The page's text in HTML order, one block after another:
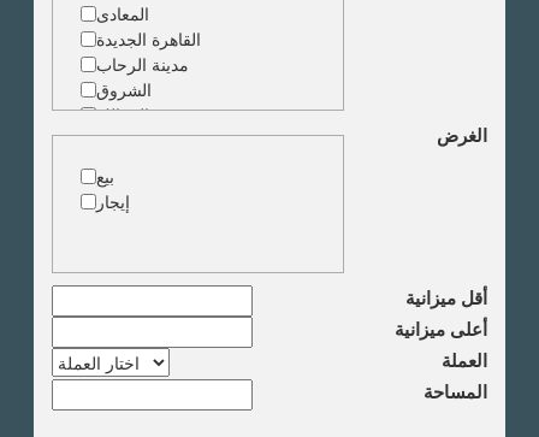
المعادى
القاهرة الجديدة
مدينة الرحاب
الشروق
الزمالك
جاردن سيتى
دقى
المهندسين
الجيزة
وسط البلد
مصر الجديدة
مدينة نصر
السادس من اكتوبر
الشيخ زايد
الصحراوى
الغرض
بيع
إيجار
أقل ميزانية
أعلى ميزانية
العملة
المساحة